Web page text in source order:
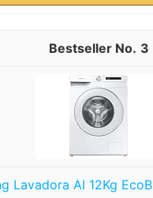
3
Lavadora AI 12Kg